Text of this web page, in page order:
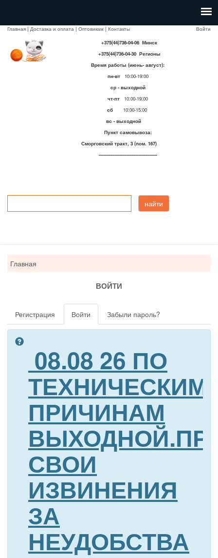
Главная | Доставка и оплата | Оптовикам | Контакты
Войти
+375(44)736-04-06 Минск
+375(44)736-04-30 Регионы
Время работы (июнь- август):
пн-вт
10:00-19:00
ср - выходной
чт-пт 10:00-19:00
сб
10:00-15:00
вс - выходной
Пункт самовывоза:
Сморговский тракт, 3 (пом. 167)
----------------------------------------
найти
здесь
Главная
ВОЙТИ
вкладки
Регистрация Войти (активная
вкладка)
Забыли пароль?
08.08 26 ПО
ТЕХНИЧЕСКИМ
ПРИЧИНАМ
СВОИ
ИЗВИНЕНИЯ
ЗА
НЕУДОБСТВА